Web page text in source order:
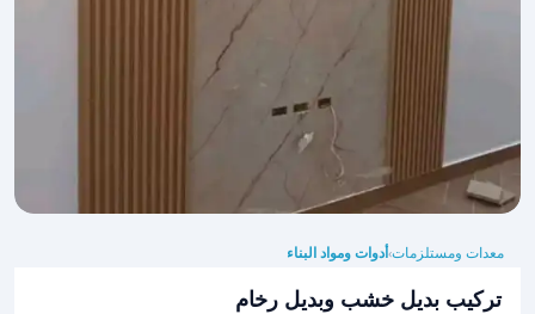
معدات ومستلزمات›أدوات ومواد البناء
تركيب بديل خشب وبديل رخام